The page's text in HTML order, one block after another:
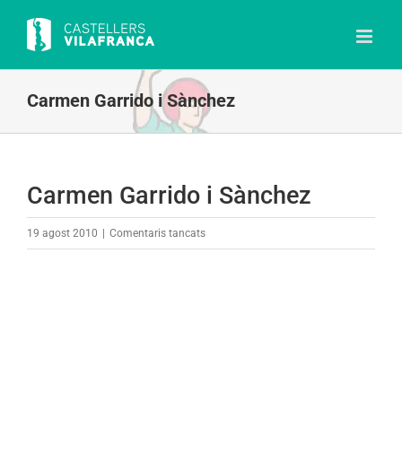
content
Carmen Garrido i Sànchez
Carmen Garrido i Sànchez
19 agost 2010 Comentaris tancatsa